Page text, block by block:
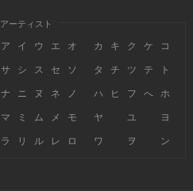
アーティスト
ア イ ウ エ オ カ キ ク ケ コ
サ シ ス セ ソ タ チ ツ テ ト
ナ ニ ヌ ネ ノ ハ ヒ フ へ ホ
マ ミ ム メ モ ヤ ユ ヨ
ラ リ ル レ ロ ワ ヲ ン